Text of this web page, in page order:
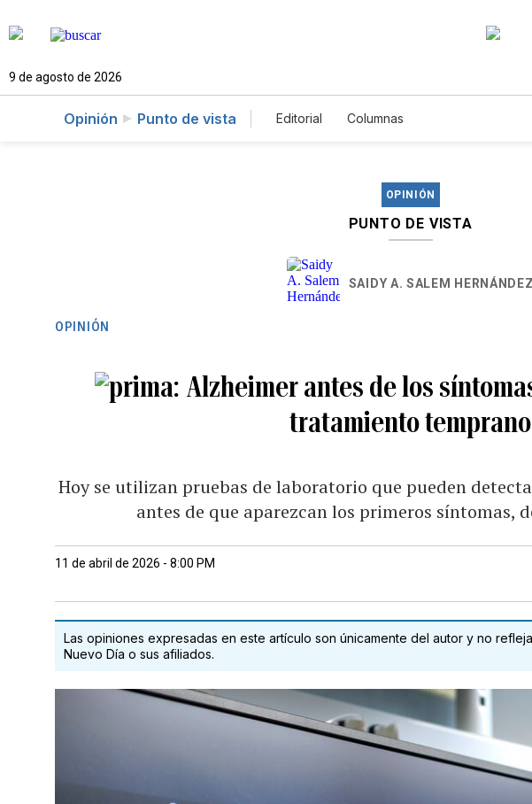
9 de agosto de 2026
Opinión Punto de vista Editorial Columnas
OPINIÓN
PUNTO DE VISTA
SAIDY A. SALEM HERNÁNDEZ
OPINIÓN
Alzheimer antes de los
tratamiento temprano
Hoy se utilizan pruebas de laboratorio que pueden
antes de que aparezcan los primeros síntomas,
11 de abril de 2026 - 8:00 PM
Las opiniones expresadas en este artículo son únicamente del autor y no
Nuevo Día o sus afiliados.